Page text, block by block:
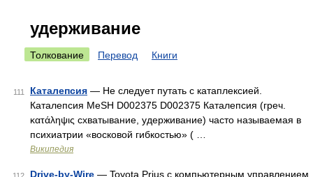
удерживание
Толкование Перевод Книги
111 Каталепсия — Не следует путать с катаплексией.
Каталепсия MeSH D002375 D002375 Каталепсия (греч.
κατάληψις схватывание, удерживание) часто называемая в
психиатрии «восковой гибкостью» ( …
Википедия
Drive-by-Wire — Toyota Prius с компьютерным управлением